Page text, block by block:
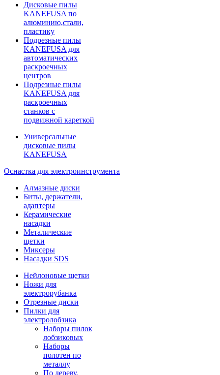
Дисковые пилы
KANEFUSA по
алюминию,стали,
пластику
Подрезные пилы
KANEFUSA для
автоматических
раскроечных
центров
Подрезные пилы
KANEFUSA для
раскроечных
станков с
подвижной кареткой
Универсальные
дисковые пилы
KANEFUSA
Оснастка для электроинструмента
Алмазные диски
Биты, держатели,
адаптеры
Керамические
насадки
Металические
щетки
Миксеры
Насадки SDS
Нейлоновые щетки
Ножи для
электрорубанка
Отрезные диски
Пилки для
электролобзика
Наборы пилок
лобзиковых
Наборы
полотен по
металлу
По дереву,